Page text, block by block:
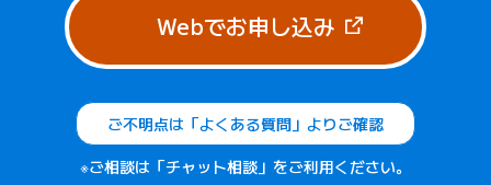
Webでお申し込み（新しいタブ
ご不明点は「よくある質問」よりご確認
※ご相談は「チャット相談」をご利用ください。